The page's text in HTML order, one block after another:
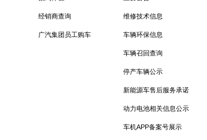
经销商查询
广汽集团员工购车
维修技术信息
车辆环保信息
车辆召回查询
停产车辆公示
新能源车售后服务承诺
动力电池相关信息公示
车机APP备案号展示